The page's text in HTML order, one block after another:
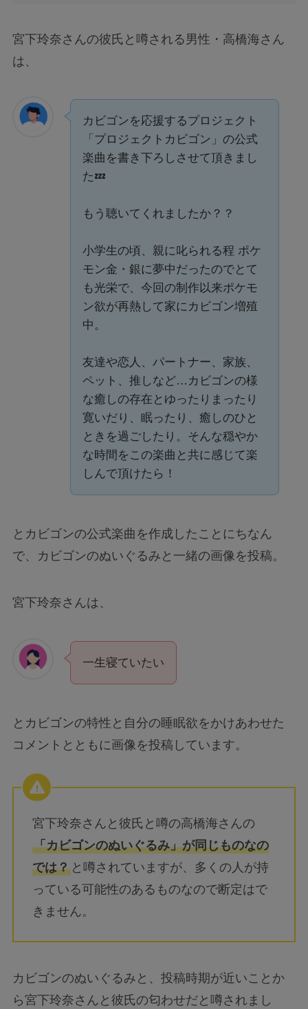
宮下玲奈さんの彼氏と噂される男性・高橋海さん
は、
カビゴンを応援するプロジェクト
「プロジェクトカビゴン」の公式
楽曲を書き下ろしさせて頂きまし
た💤
もう聴いてくれましたか？？
小学生の頃、親に叱られる程 ポケ
モン金・銀に夢中だったのでとて
も光栄で、今回の制作以来ポケモ
ン欲が再熱して家にカビゴン増殖
中。
友達や恋人、パートナー、家族、
ペット、推しなど…カビゴンの様
な癒しの存在とゆったりまったり
寛いだり、眠ったり、癒しのひと
ときを過ごしたり。そんな穏やか
な時間をこの楽曲と共に感じて楽
しんで頂けたら！
とカビゴンの公式楽曲を作成したことにちなん
で、カビゴンのぬいぐるみと一緒の画像を投稿。
宮下玲奈さんは、
一生寝ていたい
とカビゴンの特性と自分の睡眠欲をかけあわせた
コメントとともに画像を投稿しています。
宮下玲奈さんと彼氏と噂の高橋海さんの
「カビゴンのぬいぐるみ」が同じものなの
では？と噂されていますが、多くの人が持
っている可能性のあるものなので断定はで
きません。
カビゴンのぬいぐるみと、投稿時期が近いことか
ら宮下玲奈さんと彼氏の匂わせだと噂されまし